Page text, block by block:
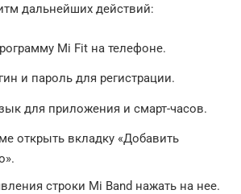
дальнейших действий:
Mi Fit на телефоне.
и пароль для регистрации.
для приложения и смарт-часов.
открыть вкладку «Добавить
строки Mi Band нажать на нее.